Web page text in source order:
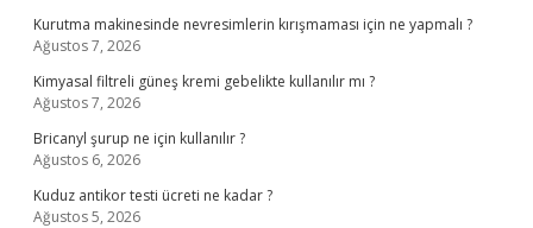
Kurutma makinesinde nevresimlerin kırışmaması için ne yapmalı ?
Ağustos 7, 2026
Kimyasal filtreli güneş kremi gebelikte kullanılır mı ?
Ağustos 7, 2026
Bricanyl şurup ne için kullanılır ?
Ağustos 6, 2026
Kuduz antikor testi ücreti ne kadar ?
Ağustos 5, 2026